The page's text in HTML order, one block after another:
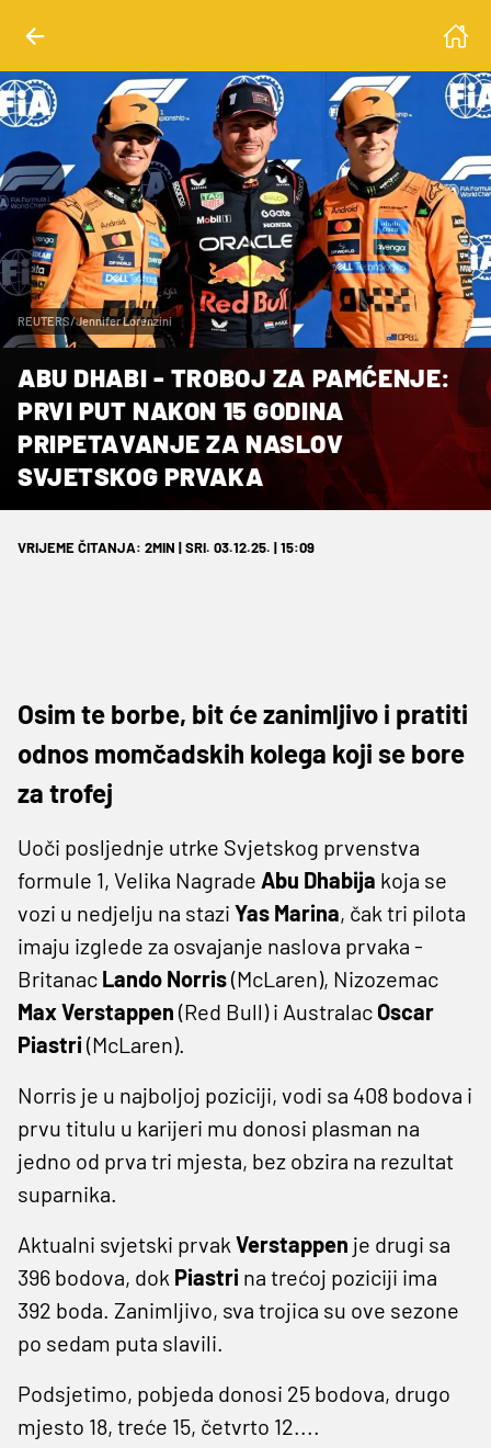
REUTERS/Jennifer Lorenzini
ABU DHABI - TROBOJ ZA PAMĆENJE:
PRVI PUT NAKON 15 GODINA
PRIPETAVANJE ZA NASLOV
SVJETSKOG PRVAKA
VRIJEME ČITANJA: 2MIN | SRI. 03.12.25. | 15:09
Osim te borbe, bit će zanimljivo i pratiti
odnos momčadskih kolega koji se bore
za trofej
Uoči posljednje utrke Svjetskog prvenstva
formule 1, Velika Nagrade Abu Dhabija koja se
vozi u nedjelju na stazi Yas Marina, čak tri pilota
imaju izglede za osvajanje naslova prvaka -
Britanac Lando Norris(McLaren), Nizozemac
Max Verstappen (Red Bull) i Australac Oscar
Piastri (McLaren).
Norris je u najboljoj poziciji, vodi sa 408 bodova i
prvu titulu u karijeri mu donosi plasman na
jedno od prva tri mjesta, bez obzira na rezultat
suparnika.
Aktualni svjetski prvak Verstappen je drugi sa
396 bodova, dok Piastri na trećoj poziciji ima
392 boda. Zanimljivo, sva trojica su ove sezone
po sedam puta slavili.
Podsjetimo, pobjeda donosi 25 bodova, drugo
mjesto 18, treće 15, četvrto 12....